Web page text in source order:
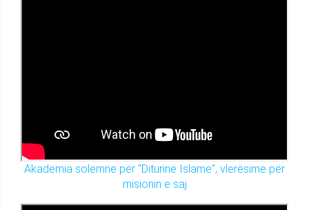
Akademia solemne për "Diturinë Islame", vlerësime për
misionin e saj